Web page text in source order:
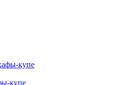
купе
купе